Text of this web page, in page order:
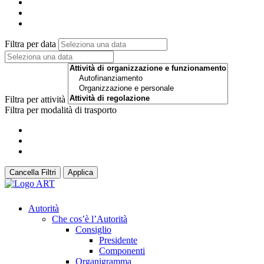
Filtra per data
Filtra per attività
Filtra per modalità di trasporto
Cancella Filtri Applica
Autorità
Che cos’è l’Autorità
Consiglio
Presidente
Componenti
Organigramma